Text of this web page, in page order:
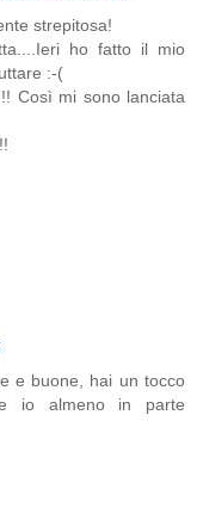
strepitosa!
ho fatto il mio
:-(
Così mi sono lanciata
e buone, hai un tocco
io almeno in parte